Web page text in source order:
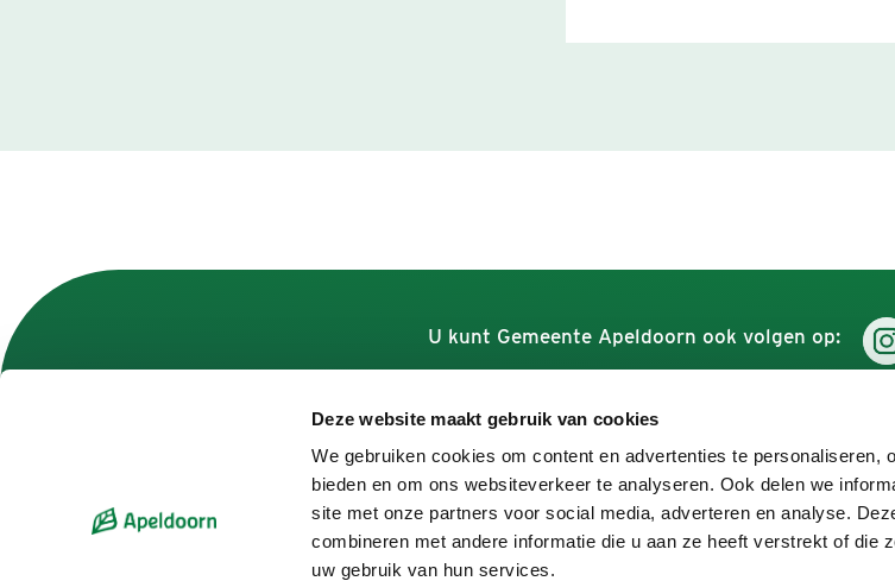
Deze website maakt gebruik van cookies
We gebruiken cookies om content en advertenties te personaliseren,
bieden en om ons websiteverkeer te analyseren. Ook delen we
site met onze partners voor social media, adverteren en analyse.
combineren met andere informatie die u aan ze heeft verstrekt of die
uw gebruik van hun services.
U kunt Gemeente Apeldoorn ook volgen op:
Bel 14 055
Werken voor Apeldoorn
Over ons
Vacatures